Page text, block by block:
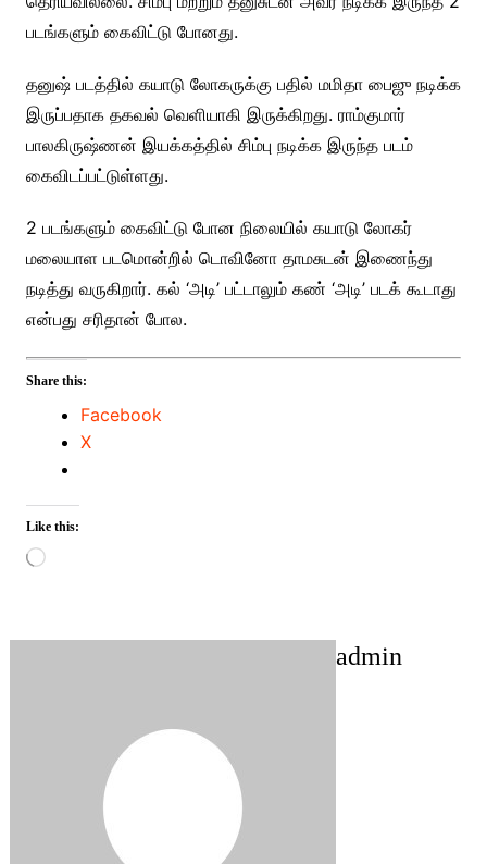
படங்களும் கைவிட்டு போனது.
தனுஷ் படத்தில் கயாடு லோகருக்கு பதில் மமிதா பைஜு நடிக்க
இருப்பதாக தகவல் வெளியாகி இருக்கிறது. ராம்குமார்
பாலகிருஷ்ணன் இயக்கத்தில் சிம்பு நடிக்க இருந்த படம்
கைவிடப்பட்டுள்ளது.
2 படங்களும் கைவிட்டு போன நிலையில் கயாடு லோகர்
மலையாள படமொன்றில் டொவினோ தாமசுடன் இணைந்து
நடித்து வருகிறார். கல் ‘அடி’ பட்டாலும் கண் ‘அடி’ படக் கூடாது
என்பது சரிதான் போல.
Share this:
Facebook
X
Like this:
Loading…
admin